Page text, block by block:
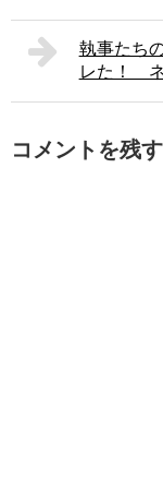
執事たち
レた！
コメントを残す